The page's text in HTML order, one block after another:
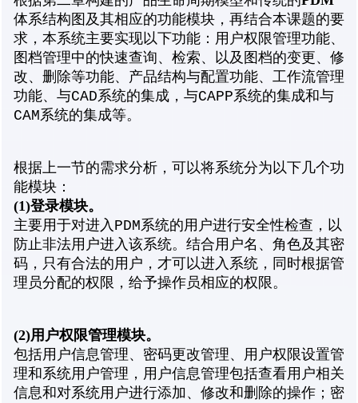
体系结构图及其相应的功能模块，再结合本课题的要
求，本系统主要实现以下功能：用户权限管理功能、
图档管理中的快速查询、检索、以及图档的变更、修
改、删除等功能、产品结构与配置功能、工作流管理
功能、与CAD系统的集成，与CAPP系统的集成和与
CAM系统的集成等。
根据上一节的需求分析，可以将系统分为以下几个功
能模块：
(1)登录模块。
主要用于对进入PDM系统的用户进行安全性检查，以
防止非法用户进入该系统。结合用户名、角色及其密
码，只有合法的用户，才可以进入系统，同时根据管
理员分配的权限，给予操作员相应的权限。
(2)用户权限管理模块。
包括用户信息管理、密码更改管理、用户权限设置管
理和系统用户管理，用户信息管理包括查看用户相关
信息和对系统用户进行添加、修改和删除的操作；密